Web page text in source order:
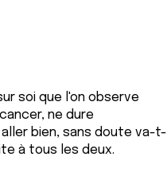
soi que l'on observe
ne dure
bien, sans doute va-t-
à tous les deux.